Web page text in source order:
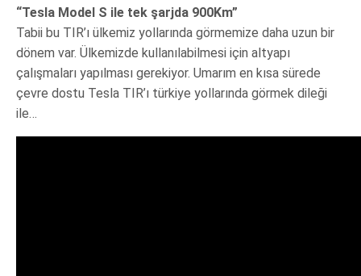
“Tesla Model S ile tek şarjda 900Km”
Tabii bu TIR’ı ülkemiz yollarında görmemize daha uzun bir
dönem var. Ülkemizde kullanılabilmesi için altyapı
çalışmaları yapılması gerekiyor. Umarım en kısa sürede
çevre dostu Tesla TIR’ı türkiye yollarında görmek dileği
ile…